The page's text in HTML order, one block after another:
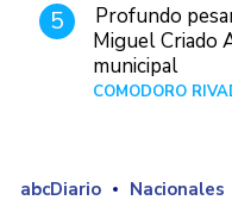
5
Profundo
Miguel Criado
municipal
COMODORO
abcDiario Nacionales